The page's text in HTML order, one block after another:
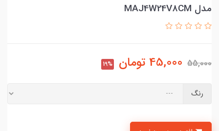
مدل MAJ4W24V8CM
55,000
45,000 تومان 19%
رنگ